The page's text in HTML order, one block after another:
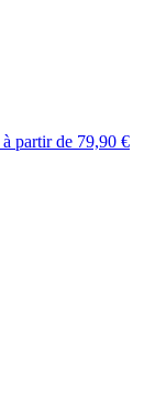
à partir de 79,90 €